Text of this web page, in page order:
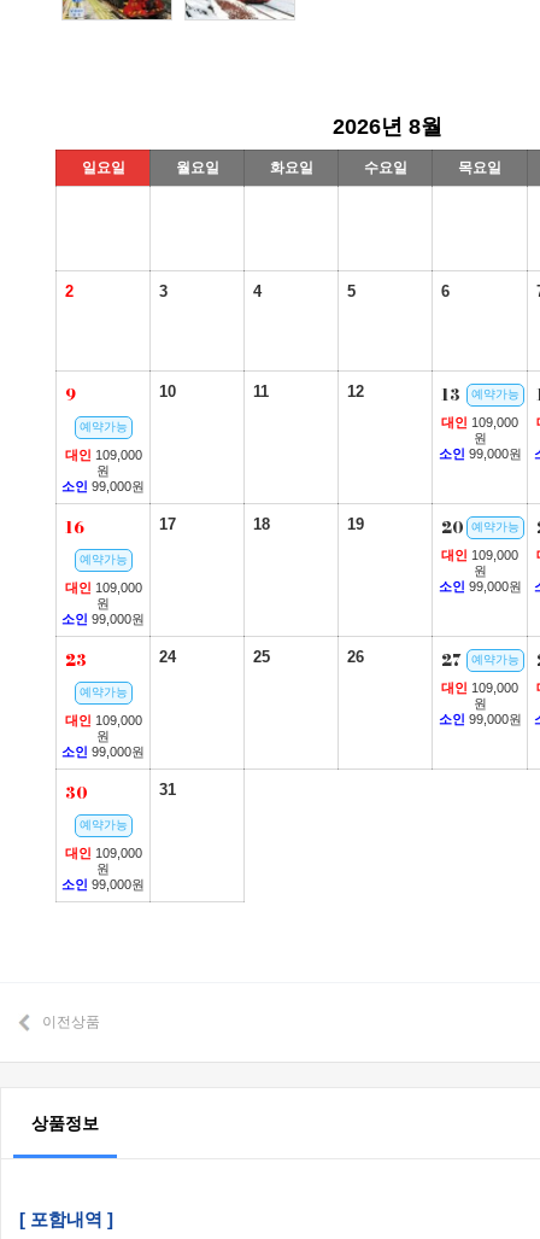
2026년 8월
일요일 월요일 화요일 수요일 목요일
2 3 4 5 6
9
예약가능
대인 109,000
원
소인 99,000원
10 11 12 13 예약가능
대인 109,000
원
소인 99,000원
16
예약가능
대인 109,000
원
소인 99,000원
17 18 19 20 예약가능
대인 109,000
원
소인 99,000원
23
예약가능
대인 109,000
원
소인 99,000원
24 25 26 27 예약가능
대인 109,000
원
소인 99,000원
30
예약가능
대인 109,000
원
소인 99,000원
31
이전상품
상품정보
[ 포함내역 ]